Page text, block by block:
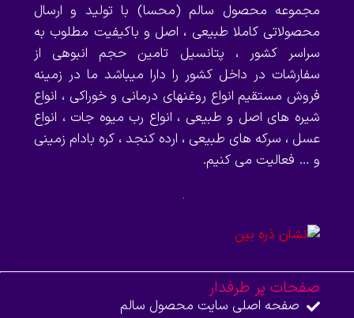
مجموعه محصول سالم (محسا) با تولید و ارسال
محصولاتی کاملا طبیعی ، اصل و باکیفیت مطلوب به
سراسر کشور ، پتانسیل تامین حجم انبوهی از
سفارشات در داخل کشور را دارا میباشد ما در زمینه
فروش مستقیم انواع روغنهای درمانی و خوراکی ، انواع
شیره های اصل و طبیعی ، انواع رب میوه جات ، انواع
عسل ، سرکه های طبیعی ، ارده کنجد ، کره بادام زمینی
و … فعالیت می کنیم.
صفحات پر طرفدار
صفحه اصلی سایت محصول سالم